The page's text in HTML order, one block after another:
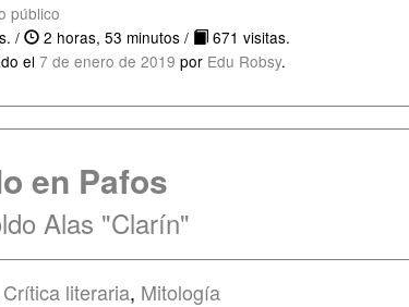
público
/
2 horas, 53 minutos /
671 visitas.
el 7 de enero de 2019 por Edu Robsy.
en Pafos
Alas "Clarín"
Crítica literaria, Mitología